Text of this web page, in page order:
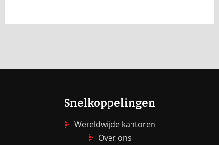
Snelkoppelingen
Wereldwijde kantoren
Over ons